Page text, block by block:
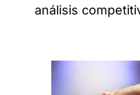
análisis